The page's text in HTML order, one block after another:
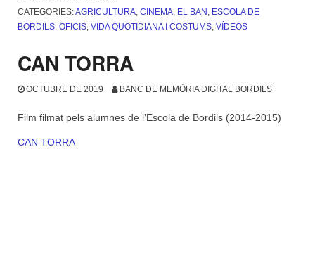
CATEGORIES:AGRICULTURA CINEMA EL BAN ESCOLA DE
BORDILS OFICIS VIDA QUOTIDIANA I COSTUMS VÍDEOS
CAN TORRA
OCTUBRE DE 2019 BANC DE MEMÒRIA DIGITAL BORDILS
Film filmat pels alumnes de l’Escola de Bordils (2014-2015)
CAN TORRA